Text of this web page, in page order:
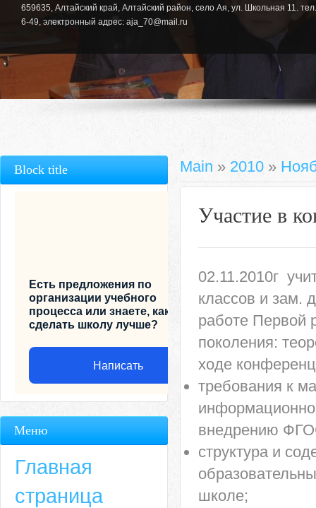
659635, Алтайский край, Алтайский район, село Ая, ул. Школьная 11.
6-49, электронный адрес: aja_70@mail.ru
Main » 2010 »
Участие в
02.11.2010г
классов и зам.
работе Первой
поколения:
ходе
требования к
внедрению
структура и
школе;
Block title
Есть предложения по
организации учебного
процесса или знаете, как
сделать школу лучше?
Написать
Меню
Главная
страница